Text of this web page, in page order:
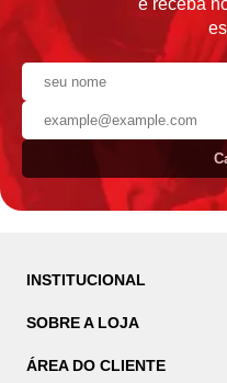
e receba
INSTITUCIONAL
SOBRE A LOJA
ÁREA DO CLIENTE